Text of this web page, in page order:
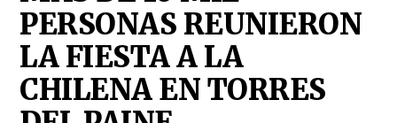
PERSONAS REUNIERON
LA FIESTA A LA
CHILENA EN TORRES